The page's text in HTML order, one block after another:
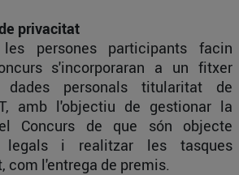
privacitat
persones participants facin
s'incorporaran a un fitxer
dades personals titularitat de
amb l'objectiu de gestionar la
Concurs de que són objecte
legals i realitzar les tasques
com l'entrega de premis.